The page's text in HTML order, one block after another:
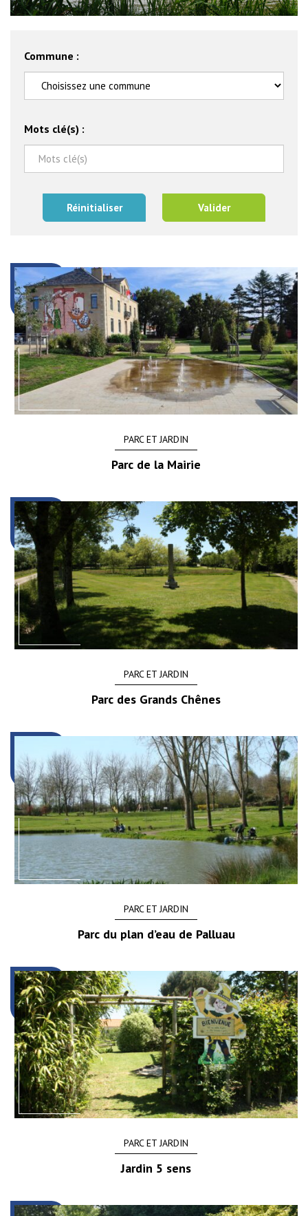
Commune :
Mots clé(s) :
Réinitialiser Valider
PARC ET JARDIN
Parc de la Mairie
PARC ET JARDIN
Parc des Grands Chênes
PARC ET JARDIN
Parc du plan d’eau de Palluau
PARC ET JARDIN
Jardin 5 sens